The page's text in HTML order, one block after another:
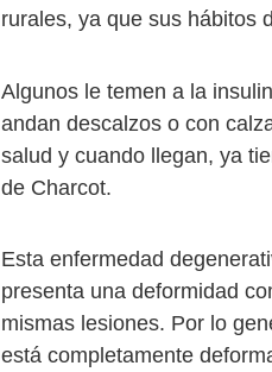
rurales, ya que sus hábitos
Algunos le temen a la
andan descalzos o con
salud y cuando llegan, ya
de Charcot.
Esta enfermedad
presenta una deformidad
mismas lesiones. Por lo
está completamente